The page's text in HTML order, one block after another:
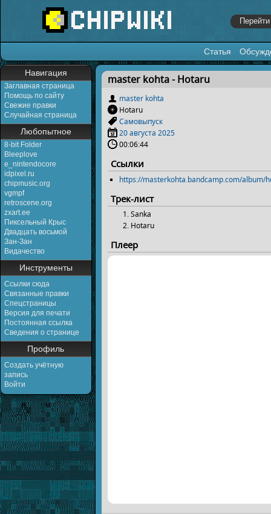
Статья
Навигация
Заглавная страница
Помощь по сайту
Свежие правки
Случайная страница
Любопытное
8-bit Folder
Bleeplove
e_nintendocore
idpixel.ru
chipmusic.org
vgmpf
retroscene.org
zxart.ee
Пиксельный Крыс
Двадцать восьмой
Зан-Зан
Видачество
Инструменты
Ссылки сюда
Связанные правки
Спецстраницы
Версия для печати
Постоянная ссылка
Сведения о странице
Профиль
Создать учётную
запись
Войти
Перейти к:навигация,поиск
master kohta - Hotaru
master kohta
Hotaru
Самовыпуск
20 августа 2025
00:06:44
Ссылки
https://masterkohta.bandcamp.com/album/
Трек-лист
Sanka
Hotaru
Плеер